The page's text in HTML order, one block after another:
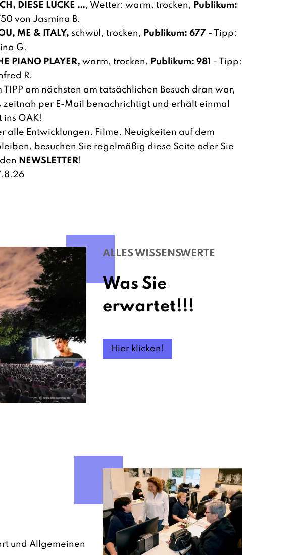
DIESE LÜCKE …, Wetter: warm, trocken, Publikum:
von Jasmina B.
ME & ITALY, schwül, trocken, Publikum: 677 - Tipp:
G.
PIANO PLAYER, warm, trocken, Publikum: 981 - Tipp:
R.
TIPP am nächsten am tatsächlichen Besuch dran war,
zeitnah per E-Mail benachrichtigt und erhält einmal
ins OAK!
alle Entwicklungen, Filme, Neuigkeiten auf dem
besuchen Sie regelmäßig diese Seite oder Sie
NEWSLETTER!
ALLES WISSENSWERTE
Was Sie
erwartet!!!
Hier klicken!
und Allgemeinen